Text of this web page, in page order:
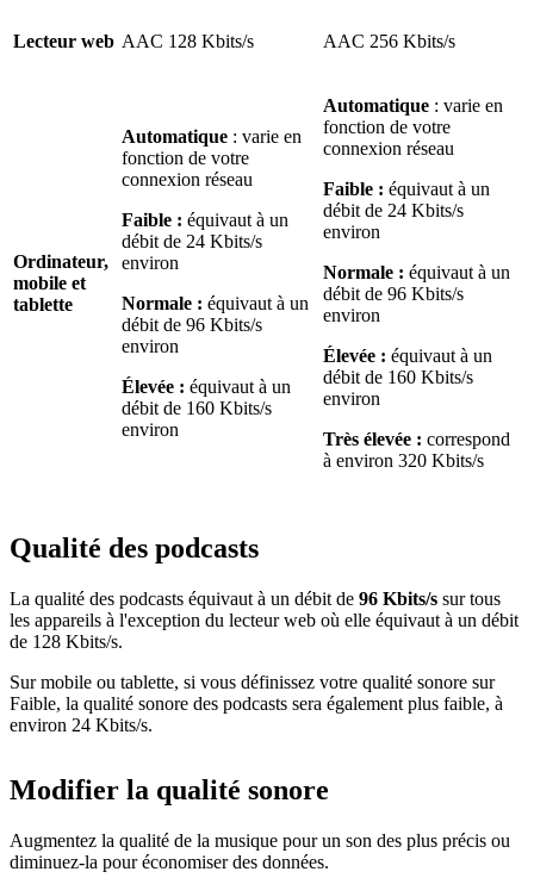
Lecteur web AAC 128 Kbits/s AAC 256 Kbits/s
Ordinateur,
mobile et
tablette
Automatique : varie en
fonction de votre
connexion réseau
Faible : équivaut à un
débit de 24 Kbits/s
environ
Normale : équivaut à un
débit de 96 Kbits/s
environ
Élevée : équivaut à un
débit de 160 Kbits/s
environ
Automatique : varie en
fonction de votre
connexion réseau
Faible : équivaut à un
débit de 24 Kbits/s
environ
Normale : équivaut à un
débit de 96 Kbits/s
environ
Élevée : équivaut à un
débit de 160 Kbits/s
environ
Très élevée : correspond
à environ 320 Kbits/s
Qualité des podcasts
La qualité des podcasts équivaut à un débit de 96 Kbits/s sur tous
les appareils à l'exception du lecteur web où elle équivaut à un débit
de 128 Kbits/s.
Sur mobile ou tablette, si vous définissez votre qualité sonore sur
Faible, la qualité sonore des podcasts sera également plus faible, à
environ 24 Kbits/s.
Modifier la qualité sonore
Augmentez la qualité de la musique pour un son des plus précis ou
diminuez-la pour économiser des données.